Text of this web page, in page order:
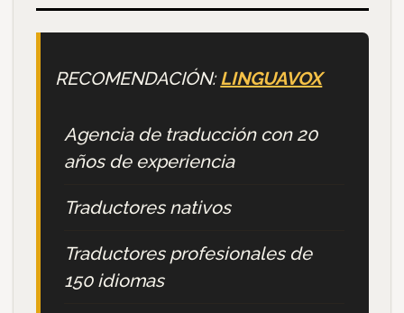
RECOMENDACIÓN: LINGUAVOX
Agencia de traducción con 20
años de experiencia
Traductores nativos
Traductores profesionales de
150 idiomas